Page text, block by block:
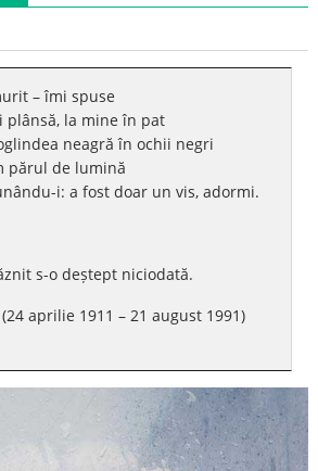
– îmi spuse
plânsă, la mine în pat
neagră în ochii negri
părul de lumină
i: a fost doar un vis, adormi.
s-o deștept niciodată.
(24 aprilie 1911 – 21 august 1991)